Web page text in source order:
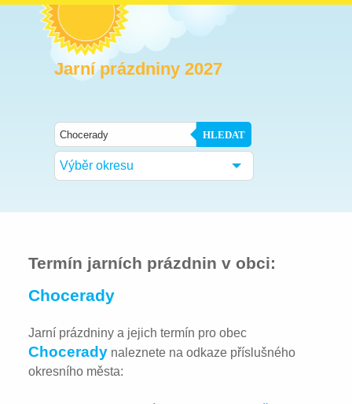
Jarní prázdniny 2027
HLEDAT
Výběr okresu
Termín jarních prázdnin v obci:
Chocerady
Jarní prázdniny a jejich termín pro obec
Chocerady naleznete na odkaze příslušného
okresního města: